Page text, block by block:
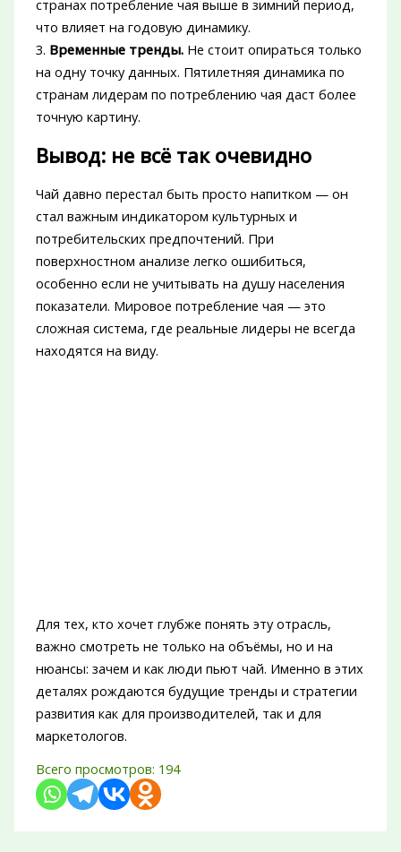
странах потребление чая выше в зимний период,
что влияет на годовую динамику.
3. Временные тренды.Не стоит опираться только
на одну точку данных. Пятилетняя динамика по
странам лидерам по потреблению чая даст более
точную картину.
Вывод: не всё так очевидно
Чай давно перестал быть просто напитком — он
стал важным индикатором культурных и
потребительских предпочтений. При
поверхностном анализе легко ошибиться,
особенно если не учитывать на душу населения
показатели. Мировое потребление чая — это
сложная система, где реальные лидеры не всегда
находятся на виду.
Для тех, кто хочет глубже понять эту отрасль,
важно смотреть не только на объёмы, но и на
нюансы: зачем и как люди пьют чай. Именно в этих
деталях рождаются будущие тренды и стратегии
развития как для производителей, так и для
маркетологов.
Всего просмотров: 194